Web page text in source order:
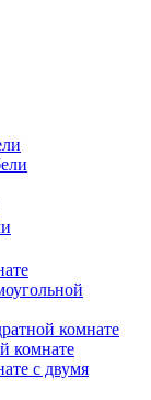
комнате
комнате
с двумя